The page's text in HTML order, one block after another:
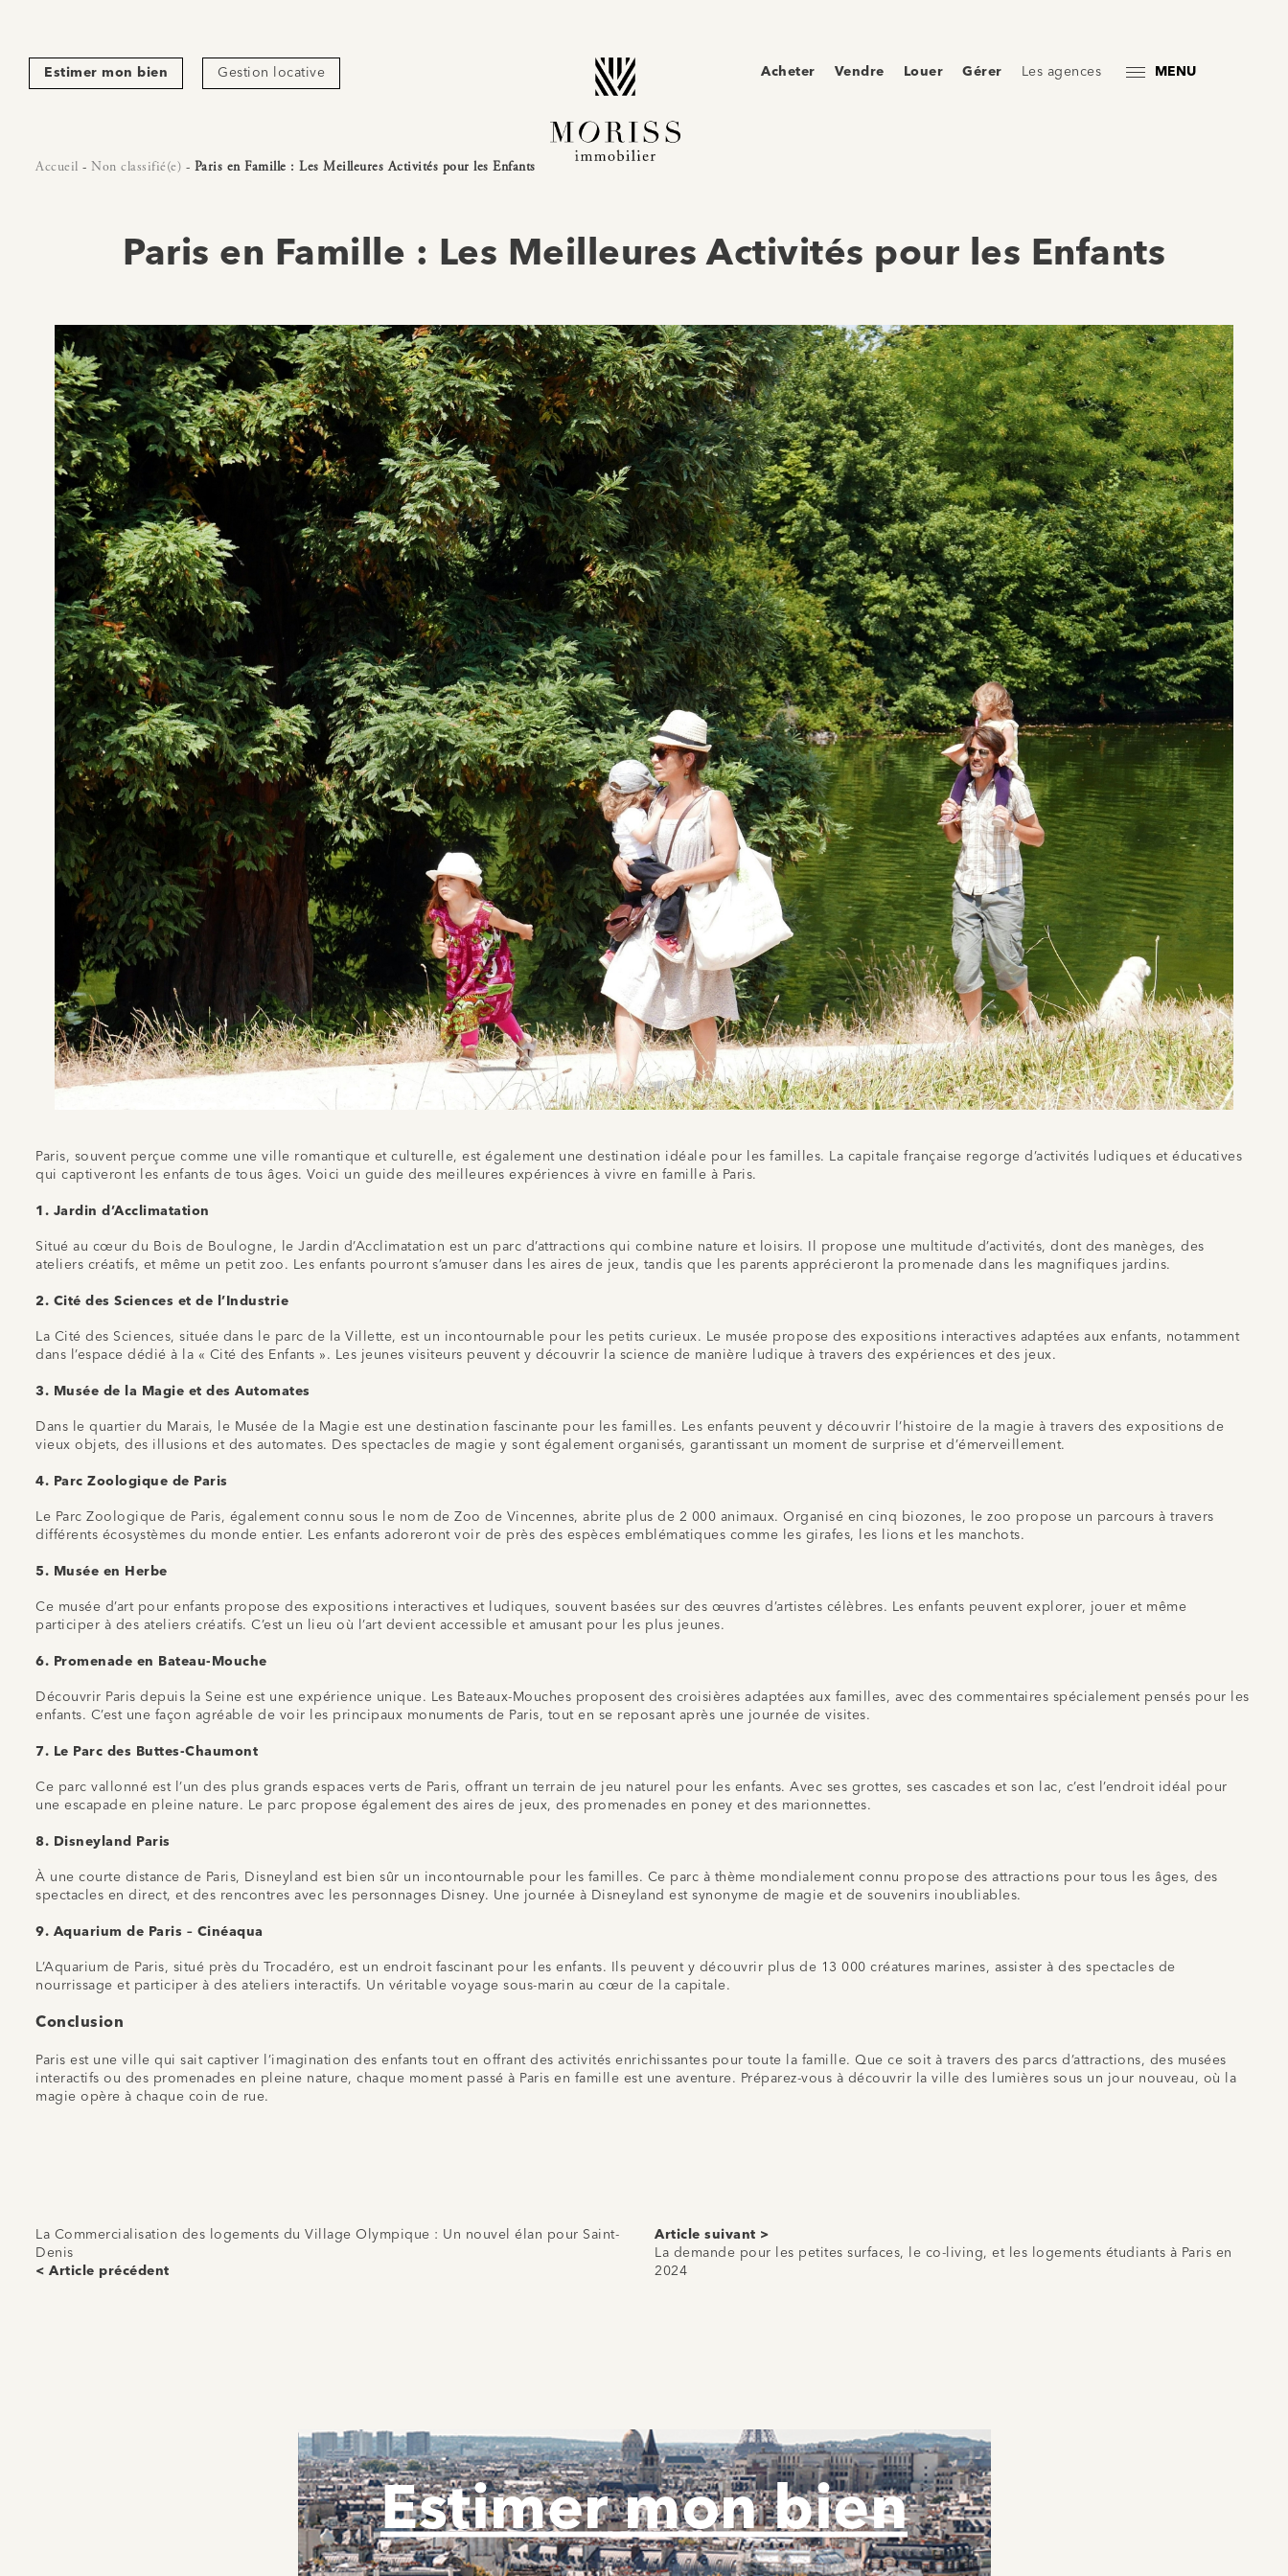
Estimer mon bien Gestion locative Acheter Vendre Louer Gérer Les agences MENU
Accueil - Non classifié(e) - Paris en Famille : Les Meilleures Activités pour les Enfants
Paris en Famille : Les Meilleures Activités pour les Enfants
Paris, souvent perçue comme une ville romantique et culturelle, est également une destination idéale pour les familles. La capitale française regorge d’activités ludiques et éducatives
qui captiveront les enfants de tous âges. Voici un guide des meilleures expériences à vivre en famille à Paris.
1. Jardin d’Acclimatation
Situé au cœur du Bois de Boulogne, le Jardin d’Acclimatation est un parc d’attractions qui combine nature et loisirs. Il propose une multitude d’activités, dont des manèges, des
ateliers créatifs, et même un petit zoo. Les enfants pourront s’amuser dans les aires de jeux, tandis que les parents apprécieront la promenade dans les magnifiques jardins.
2. Cité des Sciences et de l’Industrie
La Cité des Sciences, située dans le parc de la Villette, est un incontournable pour les petits curieux. Le musée propose des expositions interactives adaptées aux enfants, notamment
dans l’espace dédié à la « Cité des Enfants ». Les jeunes visiteurs peuvent y découvrir la science de manière ludique à travers des expériences et des jeux.
3. Musée de la Magie et des Automates
Dans le quartier du Marais, le Musée de la Magie est une destination fascinante pour les familles. Les enfants peuvent y découvrir l’histoire de la magie à travers des expositions de
vieux objets, des illusions et des automates. Des spectacles de magie y sont également organisés, garantissant un moment de surprise et d’émerveillement.
4. Parc Zoologique de Paris
Le Parc Zoologique de Paris, également connu sous le nom de Zoo de Vincennes, abrite plus de 2 000 animaux. Organisé en cinq biozones, le zoo propose un parcours à travers
différents écosystèmes du monde entier. Les enfants adoreront voir de près des espèces emblématiques comme les girafes, les lions et les manchots.
5. Musée en Herbe
Ce musée d’art pour enfants propose des expositions interactives et ludiques, souvent basées sur des œuvres d’artistes célèbres. Les enfants peuvent explorer, jouer et même
participer à des ateliers créatifs. C’est un lieu où l’art devient accessible et amusant pour les plus jeunes.
6. Promenade en Bateau-Mouche
Découvrir Paris depuis la Seine est une expérience unique. Les Bateaux-Mouches proposent des croisières adaptées aux familles, avec des commentaires spécialement pensés pour les
enfants. C’est une façon agréable de voir les principaux monuments de Paris, tout en se reposant après une journée de visites.
7. Le Parc des Buttes-Chaumont
Ce parc vallonné est l’un des plus grands espaces verts de Paris, offrant un terrain de jeu naturel pour les enfants. Avec ses grottes, ses cascades et son lac, c’est l’endroit idéal pour
une escapade en pleine nature. Le parc propose également des aires de jeux, des promenades en poney et des marionnettes.
8. Disneyland Paris
À une courte distance de Paris, Disneyland est bien sûr un incontournable pour les familles. Ce parc à thème mondialement connu propose des attractions pour tous les âges, des
spectacles en direct, et des rencontres avec les personnages Disney. Une journée à Disneyland est synonyme de magie et de souvenirs inoubliables.
9. Aquarium de Paris – Cinéaqua
L’Aquarium de Paris, situé près du Trocadéro, est un endroit fascinant pour les enfants. Ils peuvent y découvrir plus de 13 000 créatures marines, assister à des spectacles de
nourrissage et participer à des ateliers interactifs. Un véritable voyage sous-marin au cœur de la capitale.
Conclusion
Paris est une ville qui sait captiver l’imagination des enfants tout en offrant des activités enrichissantes pour toute la famille. Que ce soit à travers des parcs d’attractions, des musées
interactifs ou des promenades en pleine nature, chaque moment passé à Paris en famille est une aventure. Préparez-vous à découvrir la ville des lumières sous un jour nouveau, où la
magie opère à chaque coin de rue.
La Commercialisation des logements du Village Olympique : Un nouvel élan pour Saint-
Denis
< Article précédent
Article suivant >
La demande pour les petites surfaces, le co-living, et les logements étudiants à Paris en
2024
Estimer mon bien